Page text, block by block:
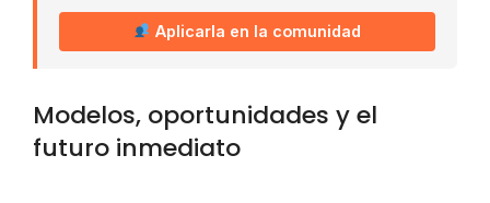
Aplicarla en la comunidad
Modelos, oportunidades y el
futuro inmediato